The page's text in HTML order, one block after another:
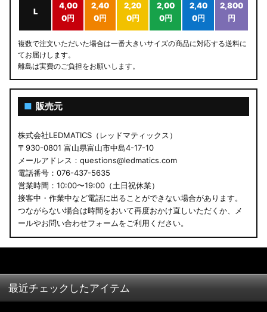
L
4,00
0円
2,40
0円
2,20
0円
2,00
0円
2,40
0円
2,800
円
複数で注文いただいた場合は一番大きいサイズの商品に対応する送料に
てお届けします。
離島は実費のご負担をお願いします。
■ 販売元
株式会社LEDMATICS（レッドマティックス）
〒930-0801 富山県富山市中島4-17-10
メールアドレス：questions@ledmatics.com
電話番号：076-437-5635
営業時間：10:00〜19:00（土日祝休業）
接客中・作業中など電話に出ることができない場合があります。
つながらない場合は時間をおいて再度おかけ直しいただくか、メ
ールやお問い合わせフォームをご利用ください。
最近チェックしたアイテム